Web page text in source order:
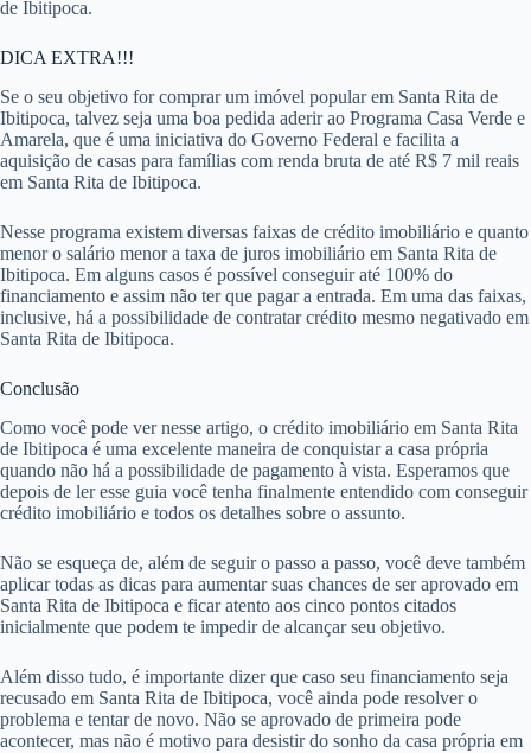
de Ibitipoca.
DICA EXTRA!!!
Se o seu objetivo for comprar um imóvel popular em Santa Rita de
Ibitipoca, talvez seja uma boa pedida aderir ao Programa Casa Verde e
Amarela, que é uma iniciativa do Governo Federal e facilita a
aquisição de casas para famílias com renda bruta de até R$ 7 mil reais
em Santa Rita de Ibitipoca.
Nesse programa existem diversas faixas de crédito imobiliário e quanto
menor o salário menor a taxa de juros imobiliário em Santa Rita de
Ibitipoca. Em alguns casos é possível conseguir até 100% do
financiamento e assim não ter que pagar a entrada. Em uma das faixas,
inclusive, há a possibilidade de contratar crédito mesmo negativado em
Santa Rita de Ibitipoca.
Conclusão
Como você pode ver nesse artigo, o crédito imobiliário em Santa Rita
de Ibitipoca é uma excelente maneira de conquistar a casa própria
quando não há a possibilidade de pagamento à vista. Esperamos que
depois de ler esse guia você tenha finalmente entendido com conseguir
crédito imobiliário e todos os detalhes sobre o assunto.
Não se esqueça de, além de seguir o passo a passo, você deve também
aplicar todas as dicas para aumentar suas chances de ser aprovado em
Santa Rita de Ibitipoca e ficar atento aos cinco pontos citados
inicialmente que podem te impedir de alcançar seu objetivo.
Além disso tudo, é importante dizer que caso seu financiamento seja
recusado em Santa Rita de Ibitipoca, você ainda pode resolver o
problema e tentar de novo. Não se aprovado de primeira pode
acontecer, mas não é motivo para desistir do sonho da casa própria em